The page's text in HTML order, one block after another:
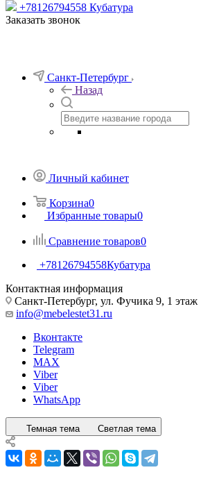
+78126794558 Кубатура
Заказать звонок
Санкт-Петербург
Назад
Личный кабинет
Корзина0
Избранные товары0
Сравнение товаров0
+78126794558Кубатура
Контактная информация
Санкт-Петербург, ул. Фучика 9, 1 этаж
info@mebelestet31.ru
Вконтакте
Telegram
MAX
Viber
Viber
WhatsApp
Темная тема Светлая тема